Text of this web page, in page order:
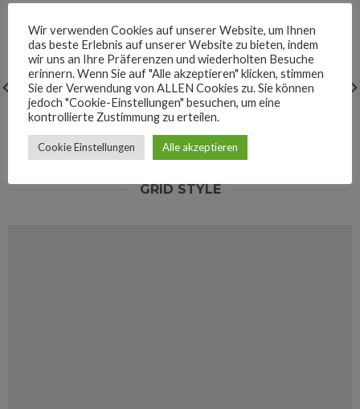
PORTFOLIO
GRID STYLE
Wir verwenden Cookies auf unserer Website, um Ihnen
das beste Erlebnis auf unserer Website zu bieten, indem
wir uns an Ihre Präferenzen und wiederholten Besuche
erinnern. Wenn Sie auf "Alle akzeptieren" klicken, stimmen
Sie der Verwendung von ALLEN Cookies zu. Sie können
jedoch "Cookie-Einstellungen" besuchen, um eine
kontrollierte Zustimmung zu erteilen.
Cookie Einstellungen Alle akzeptieren